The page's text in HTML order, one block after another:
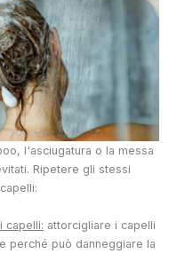
l'asciugatura o la messa
Ripetere gli stessi
capelli: attorcigliare i capelli
perché può danneggiare la